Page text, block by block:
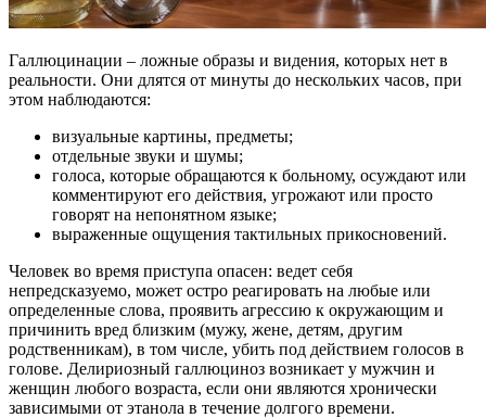
Галлюцинации – ложные образы и видения, которых нет в
реальности. Они длятся от минуты до нескольких часов, при
этом наблюдаются:
визуальные картины, предметы;
отдельные звуки и шумы;
голоса, которые обращаются к больному, осуждают или
комментируют его действия, угрожают или просто
говорят на непонятном языке;
выраженные ощущения тактильных прикосновений.
Человек во время приступа опасен: ведет себя
непредсказуемо, может остро реагировать на любые или
определенные слова, проявить агрессию к окружающим и
причинить вред близким (мужу, жене, детям, другим
родственникам), в том числе, убить под действием голосов в
голове. Делириозный галлюциноз возникает у мужчин и
женщин любого возраста, если они являются хронически
зависимыми от этанола в течение долгого времени.